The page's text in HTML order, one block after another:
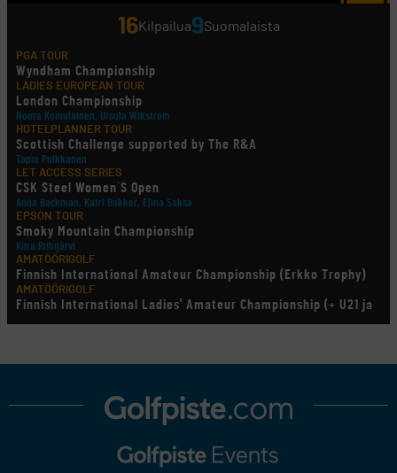
16Kilpailua9Suomalaista
PGA TOUR
Wyndham Championship
LADIES EUROPEAN TOUR
London Championship
Noora Komulainen, Ursula Wikström
HOTELPLANNER TOUR
Scottish Challenge supported by The R&A
Tapio Pulkkanen
LET ACCESS SERIES
CSK Steel Women´S Open
Anna Backman, Katri Bakker, Elina Saksa
EPSON TOUR
Smoky Mountain Championship
Kiira Riihijärvi
AMATÖÖRIGOLF
Finnish International Amateur Championship (Erkko Trophy)
AMATÖÖRIGOLF
Finnish International Ladies' Amateur Championship (+ U21 ja
U18/FJT/Aulanko)
LEGENDS TOUR
U.S. Women's Amateur Championship
English Boys' (U14) Open Amateur Stroke Play Championship
Eeli Krankka, Lionel Mutikainen